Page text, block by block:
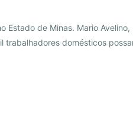
Estado de Minas. Mario
trabalhadores domésticos